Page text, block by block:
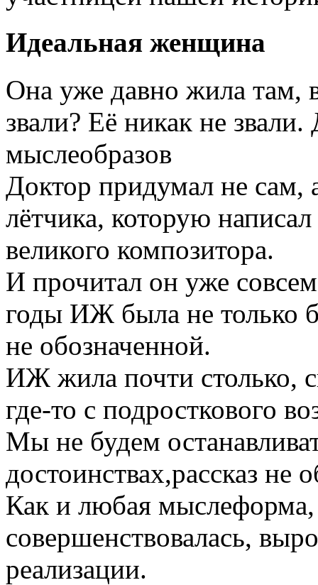
Идеальная женщина
Она уже давно жила там,
звали? Её никак не
мыслеобразов
Доктор придумал не сам,
лётчика, которую
великого композитора.
И прочитал он уже
годы ИЖ была не только
не обозначенной.
ИЖ жила почти столько,
где-то с подросткового
Мы не будем
достоинствах,рассказ не
Как и любая
совершенствовалась,
реализации.